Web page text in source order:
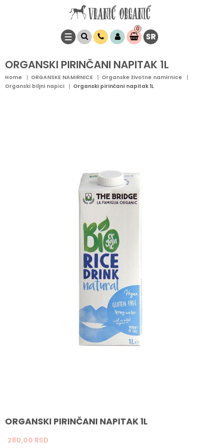
0
Stavke
0,00SR
ORGANSKI PIRINČANI NAPITAK 1L
Home ORGANSKE NAMIRNICE
Organske životne namirnice
Organski biljni napici
Organski pirinčani napitak 1L
ORGANSKI PIRINČANI NAPITAK 1L
280,00 RSD